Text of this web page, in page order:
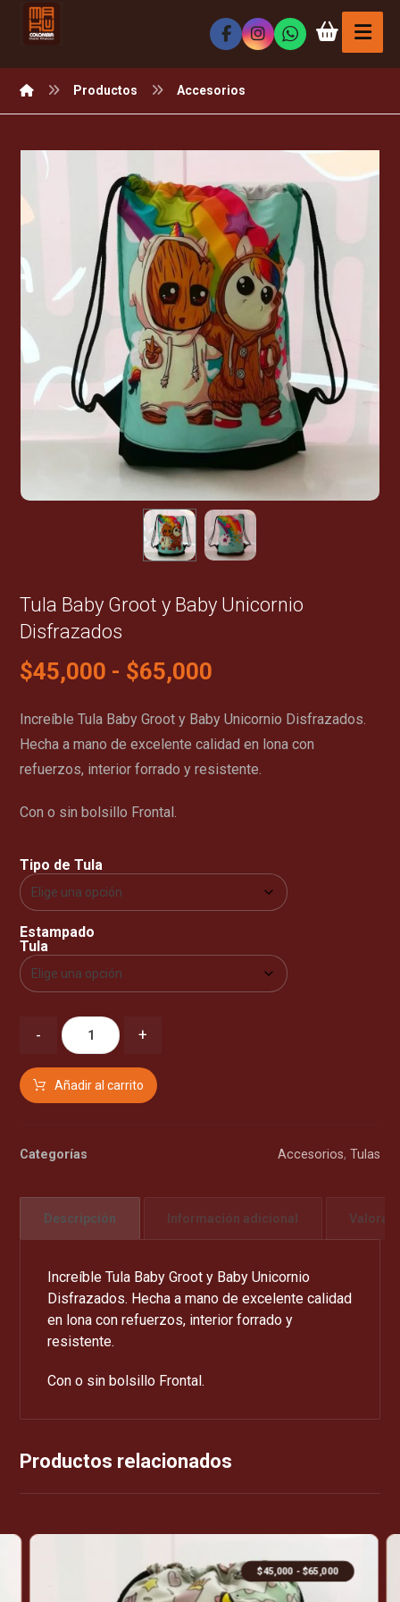
Productos Accesorios
Tula Baby Groot y Baby Unicornio
Disfrazados
$45,000 - $65,000
Increíble Tula Baby Groot y Baby Unicornio Disfrazados.
Hecha a mano de excelente calidad en lona con
refuerzos, interior forrado y resistente.
Con o sin bolsillo Frontal.
Tipo de Tula
Estampado
Tula
- +
Añadir al carrito
Categorías Accesorios, Tulas
Descripción Información adicional
Increíble Tula Baby Groot y Baby Unicornio
Disfrazados. Hecha a mano de excelente calidad
en lona con refuerzos, interior forrado y
resistente.
Con o sin bolsillo Frontal.
Productos relacionados
$45,000 - $65,000